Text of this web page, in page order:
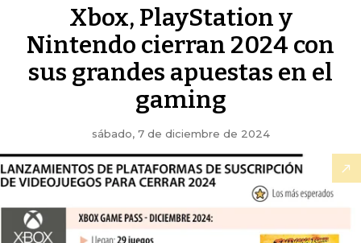
Xbox, PlayStation y
Nintendo cierran 2024 con
sus grandes apuestas en el
gaming
sábado, 7 de diciembre de 2024